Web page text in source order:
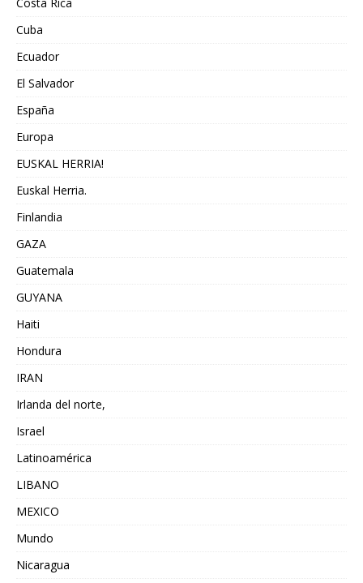
Cuba
Ecuador
El Salvador
España
Europa
EUSKAL HERRIA!
Euskal Herria.
Finlandia
GAZA
Guatemala
GUYANA
Haiti
Hondura
IRAN
Irlanda del norte,
Israel
Latinoamérica
LIBANO
MEXICO
Mundo
Nicaragua